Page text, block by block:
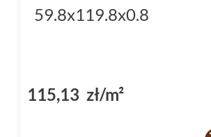
59.8x119.8x0.8
115,13 zł/m²